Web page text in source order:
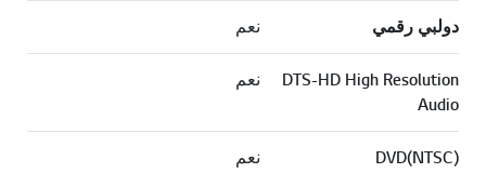
دولبي رقمي نعم
DTS-HD High Resolution
Audio
نعم
DVD(NTSC) نعم